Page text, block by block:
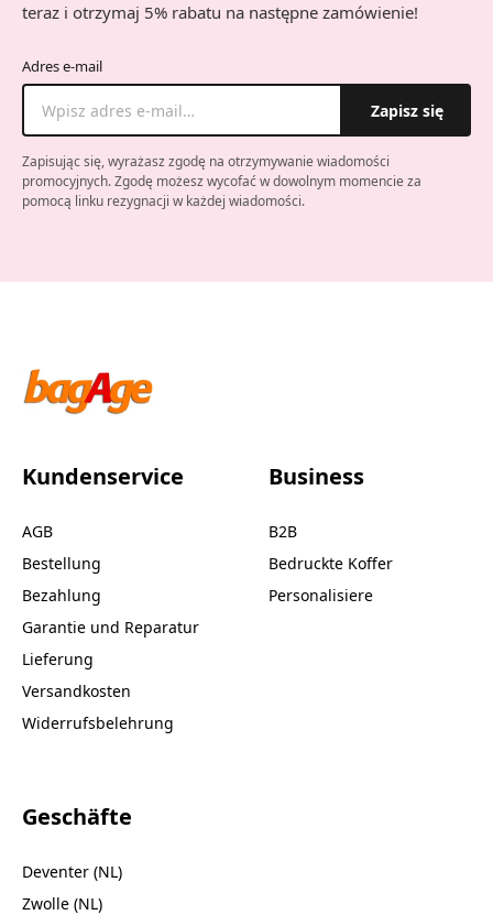
teraz i otrzymaj 5% rabatu na następne zamówienie!
Adres e-mail
Zapisz się
Zapisując się, wyrażasz zgodę na otrzymywanie wiadomości
promocyjnych. Zgodę możesz wycofać w dowolnym momencie za
pomocą linku rezygnacji w każdej wiadomości.
Kundenservice
AGB
Bestellung
Bezahlung
Garantie und Reparatur
Lieferung
Versandkosten
Widerrufsbelehrung
Business
B2B
Bedruckte Koffer
Personalisiere
Geschäfte
Deventer (NL)
Zwolle (NL)